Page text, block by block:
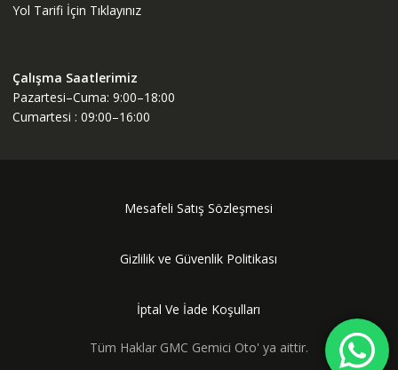
Yol Tarifi İçin Tıklayınız
Çalışma Saatlerimiz
Pazartesi–Cuma: 9:00–18:00
Cumartesi : 09:00–16:00
Mesafeli Satış Sözleşmesi
Gizlilik ve Güvenlik Politikası
İptal Ve İade Koşulları
Tüm Haklar GMC Gemici Oto' ya aittir.